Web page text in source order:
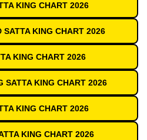
KING CHART 2026
KING CHART 2026
KING CHART 2026
SATTA KING CHART 2026
KING CHART 2026
KING CHART 2026